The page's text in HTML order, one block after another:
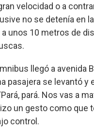
velocidad o a
no se detenía en
a unos 10 metros de
llegó a avenida
pasajera se levantó y
pará. Nos vas a
un gesto como que
control.